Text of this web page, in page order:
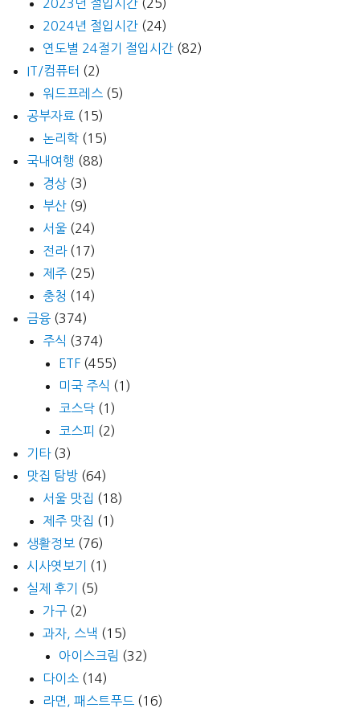
2023년 절입시간 (25)
2024년 절입시간 (24)
연도별 24절기 절입시간 (82)
IT/컴퓨터 (2)
워드프레스 (5)
공부자료 (15)
논리학 (15)
국내여행 (88)
경상 (3)
부산 (9)
서울 (24)
전라(17)
제주 (25)
충청 (14)
금융 (374)
주식 (374)
ETF (455)
미국 주식 (1)
코스닥 (1)
코스피 (2)
기타(3)
맛집 탐방 (64)
서울 맛집 (18)
제주 맛집 (1)
생활정보 (76)
시사엿보기
(1)
실제 후기
(5)
가구 (2)
과자, 스낵 (15)
아이스크림 (32)
다이소 (14)
라면, 패스트푸드 (16)